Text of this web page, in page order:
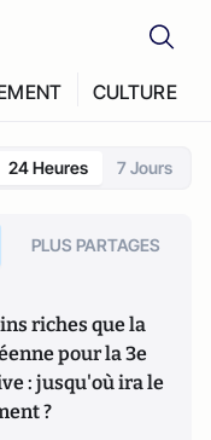
CULTURE
24 Heures 7 Jours
PLUS PARTAGES
riches que la
pour la 3e
: jusqu'où ira le
?